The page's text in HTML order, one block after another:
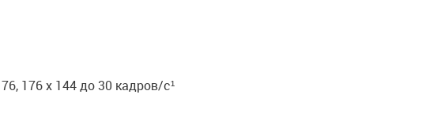
176 x 144 до 30 кадров/с¹